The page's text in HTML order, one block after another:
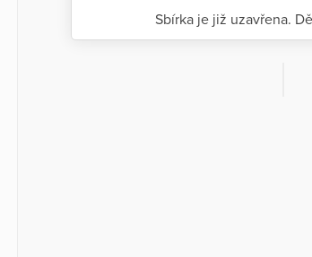
Sbírka je již uzavřena.